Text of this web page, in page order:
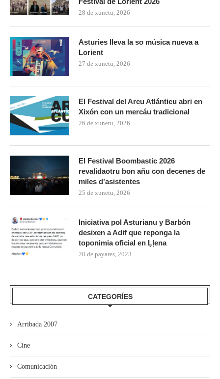
28 de xunetu, 2026
Asturies lleva la so música nueva a
Lorient
27 de xunetu, 2026
El Festival del Arcu Atlánticu abri en
Xixón con un mercáu tradicional
26 de xunetu, 2026
El Festival Boombastic 2026
revalidaotru bon añu con decenes de
miles d’asistentes
25 de xunetu, 2026
Iniciativa pol Asturianu y Barbón
desixen a Adif que reponga la
toponimia oficial en Ḷḷena
28 de payares, 2023
CATEGORÍES
Arribada 2007
Cine
Comunicación